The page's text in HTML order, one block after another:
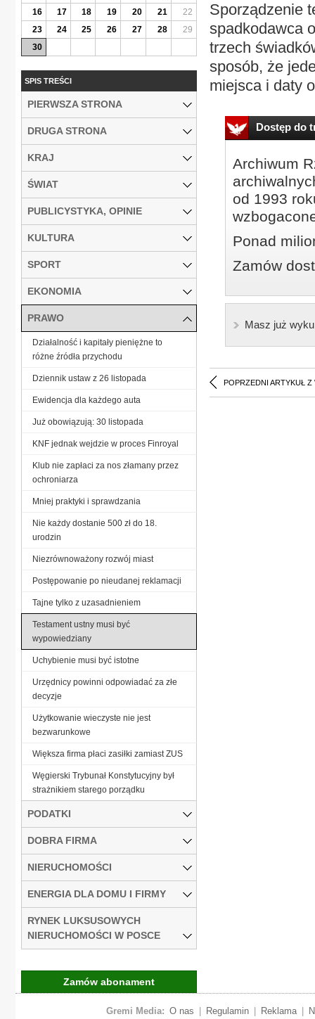
Sporządzenie
spadkodawca
trzech
sposób, że
miejsca i daty
Dostęp do
Archiwum
od 1993
Ponad
Zamów
Masz już
POPRZEDNI ARTYKUŁ Z
16
17 18 19 20 21
22
23
24 25 26 27 28
29
30
SPIS TREŚCI
PIERWSZA STRONA
DRUGA STRONA
KRAJ
ŚWIAT
PUBLICYSTYKA, OPINIE
KULTURA
SPORT
EKONOMIA
PRAWO
Działalność i kapitały pieniężne to
różne źródła przychodu
Dziennik ustaw z 26 listopada
Ewidencja dla każdego auta
Już obowiązują: 30 listopada
KNF jednak wejdzie w proces Finroyal
Klub nie zapłaci za nos złamany przez
ochroniarza
Mniej praktyki i sprawdzania
Nie każdy dostanie 500 zł do 18.
urodzin
Niezrównoważony rozwój miast
Postępowanie po nieudanej reklamacji
Tajne tylko z uzasadnieniem
Testament ustny musi być
wypowiedziany
Uchybienie musi być istotne
Urzędnicy powinni odpowiadać za złe
decyzje
Użytkowanie wieczyste nie jest
bezwarunkowe
Większa firma płaci zasiłki zamiast ZUS
Węgierski Trybunał Konstytucyjny był
strażnikiem starego porządku
PODATKI
DOBRA FIRMA
NIERUCHOMOŚCI
ENERGIA DLA DOMU I FIRMY
RYNEK LUKSUSOWYCH
NIERUCHOMOŚCI W POSCE
Zamów abonament
Gremi Media: O nas Regulamin Reklama